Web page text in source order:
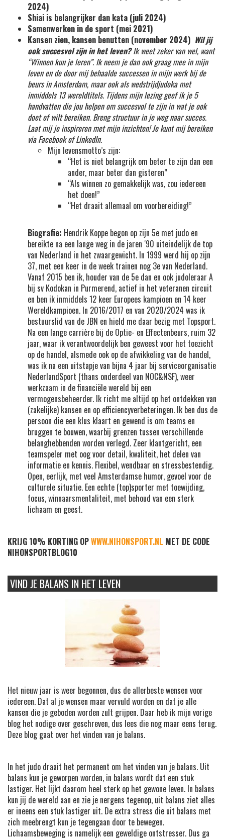
2024)
Shiai is belangrijker dan kata (juli 2024)
Samenwerken in de sport (mei 2021)
Kansen zien, kansen benutten (november 2024) Wil jij
ook succesvol zijn in het leven?Ik weet zeker van wel, want
“Winnen kun je leren”. Ik neem je dan ook graag mee in mijn
leven en de door mij behaalde successen in mijn werk bij de
beurs in Amsterdam, maar ook als wedstrijdjudoka met
inmiddels 13 wereldtitels. Tijdens mijn lezing geef ik je 5
handvatten die jou helpen om succesvol te zijn in wat je ook
doet of wilt bereiken. Breng structuur in je weg naar succes.
Laat mij je inspireren met mijn inzichten! Je kunt mij bereiken
via Facebook of LinkedIn.
Mijn levensmotto’s zijn:
“Het is niet belangrijk om beter te zijn dan een
ander, maar beter dan gisteren”
“Als winnen zo gemakkelijk was, zou iedereen
het doen!”
“Het draait allemaal om voorbereiding!”
Biografie: Hendrik Koppe begon op zijn 5e met judo en
bereikte na een lange weg in de jaren ‘90 uiteindelijk de top
van Nederland in het zwaargewicht. In 1999 werd hij op zijn
37, met een keer in de week trainen nog 3e van Nederland.
Vanaf 2015 ben ik, houder van de 5e dan en ook judoleraar A
bij sv Kodokan in Purmerend, actief in het veteranen circuit
en ben ik inmiddels 12 keer Europees kampioen en 14 keer
Wereldkampioen. In 2016/2017 en van 2020/2024 was ik
bestuurslid van de JBN en hield me daar bezig met Topsport.
Na een lange carrière bij de Optie- en Effectenbeurs, ruim 32
jaar, waar ik verantwoordelijk ben geweest voor het toezicht
op de handel, alsmede ook op de afwikkeling van de handel,
was ik na een uitstapje van bijna 4 jaar bij serviceorganisatie
NederlandSport (thans onderdeel van NOC&NSF), weer
werkzaam in de financiële wereld bij een
vermogensbeheerder. Ik richt me altijd op het ontdekken van
(zakelijke) kansen en op efficiencyverbeteringen. Ik ben dus de
persoon die een klus klaart en gewend is om teams en
bruggen te bouwen, waarbij grenzen tussen verschillende
belanghebbenden worden verlegd. Zeer klantgericht, een
teamspeler met oog voor detail, kwaliteit, het delen van
informatie en kennis. Flexibel, wendbaar en stressbestendig.
Open, eerlijk, met veel Amsterdamse humor, gevoel voor de
culturele situatie. Een echte (top)sporter met toewijding,
focus, winnaarsmentaliteit, met behoud van een sterk
lichaam en geest.
KRIJG 10% KORTING OPWWW.NIHONSPORT.NL MET DE CODE
NIHONSPORTBLOG10
VIND JE BALANS IN HET LEVEN
Het nieuw jaar is weer begonnen, dus de allerbeste wensen voor
iedereen. Dat al je wensen maar vervuld worden en dat je alle
kansen die je geboden worden zult grijpen. Daar heb ik mijn vorige
blog het nodige over geschreven, dus lees die nog maar eens terug.
Deze blog gaat over het vinden van je balans.
In het judo draait het permanent om het vinden van je balans. Uit
balans kun je geworpen worden, in balans wordt dat een stuk
lastiger. Het lijkt daarom heel sterk op het gewone leven. In balans
kun jij de wereld aan en zie je nergens tegenop, uit balans ziet alles
er ineens een stuk lastiger uit. De extra stress die uit balans met
zich meebrengt kun je tegengaan door te bewegen.
Lichaamsbeweging is namelijk een geweldige ontstresser. Dus ga